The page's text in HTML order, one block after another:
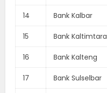
14 Bank Kalbar
15 Bank Kaltimtara
16 Bank Kalteng
17 Bank Sulselbar